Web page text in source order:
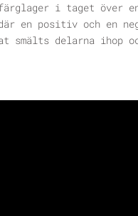
i taget över
där en positiv och en
smälts delarna